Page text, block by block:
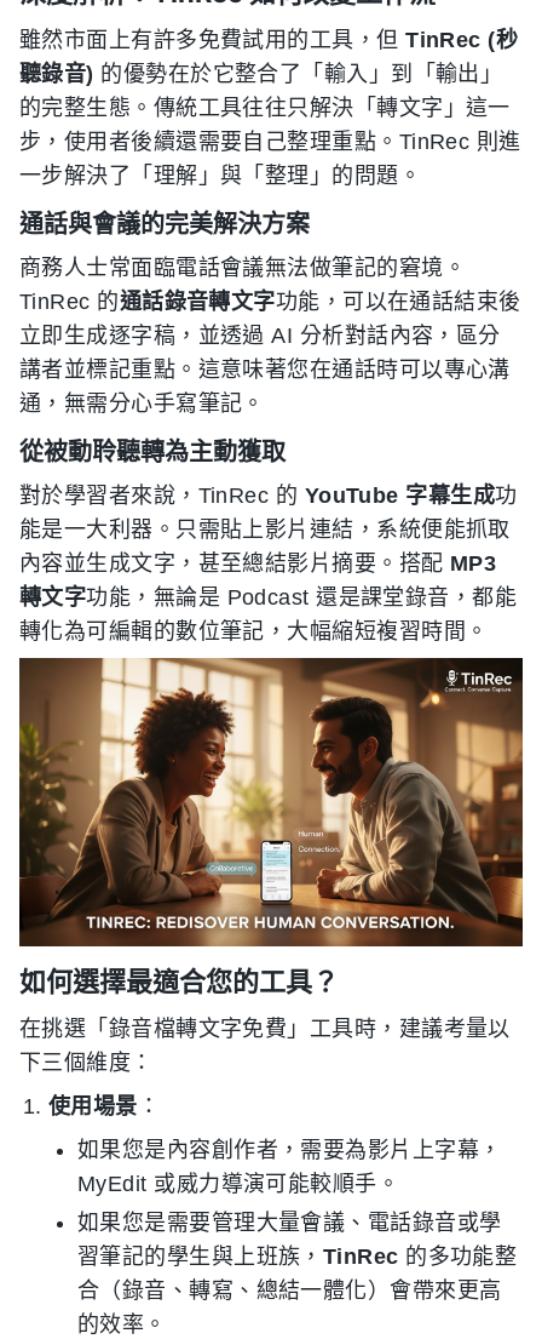
雖然市面上有許多免費試用的工具，但TinRec (秒
聽錄音) 的優勢在於它整合了「輸入」到「輸出」
的完整生態。傳統工具往往只解決「轉文字」這一
步，使用者後續還需要自己整理重點。TinRec 則進
一步解決了「理解」與「整理」的問題。
通話與會議的完美解決方案
商務人士常面臨電話會議無法做筆記的窘境。
TinRec 的通話錄音轉文字功能，可以在通話結束後
立即生成逐字稿，並透過 AI 分析對話內容，區分
講者並標記重點。這意味著您在通話時可以專心溝
通，無需分心手寫筆記。
從被動聆聽轉為主動獲取
對於學習者來說，TinRec 的 YouTube 字幕生成功
能是一大利器。只需貼上影片連結，系統便能抓取
內容並生成文字，甚至總結影片摘要。搭配 MP3
轉文字功能，無論是 Podcast 還是課堂錄音，都能
轉化為可編輯的數位筆記，大幅縮短複習時間。
如何選擇最適合您的工具？
在挑選「錄音檔轉文字免費」工具時，建議考量以
下三個維度：
使用場景 ：
如果您是內容創作者，需要為影片上字幕，
MyEdit 或威力導演可能較順手。
如果您是需要管理大量會議、電話錄音或學
習筆記的學生與上班族， TinRec 的多功能整
合（錄音、轉寫、總結一體化）會帶來更高
的效率。